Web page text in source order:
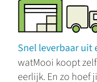
Snel leverbaar uit
watMooi koopt
eerlijk. En zo hoef